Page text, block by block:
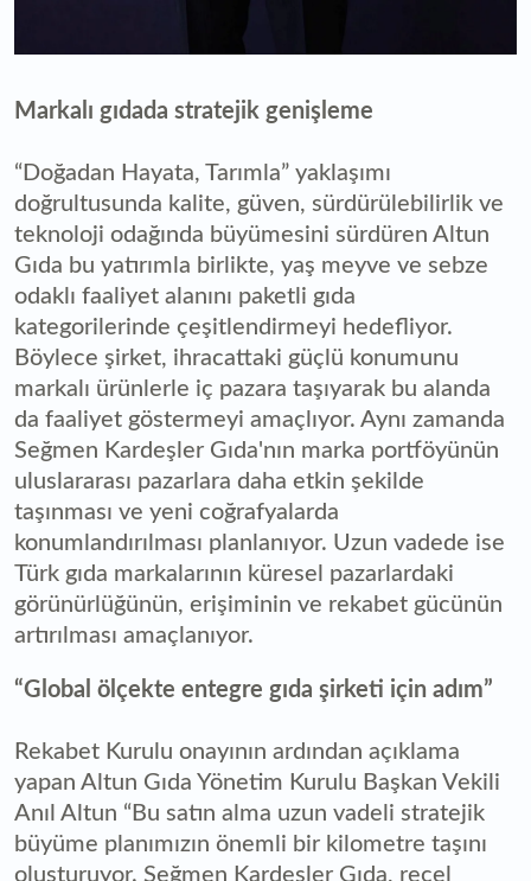
Markalı gıdada stratejik genişleme
“Doğadan Hayata, Tarımla” yaklaşımı
doğrultusunda kalite, güven, sürdürülebilirlik ve
teknoloji odağında büyümesini sürdüren Altun
Gıda bu yatırımla birlikte, yaş meyve ve sebze
odaklı faaliyet alanını paketli gıda
kategorilerinde çeşitlendirmeyi hedefliyor.
Böylece şirket, ihracattaki güçlü konumunu
markalı ürünlerle iç pazara taşıyarak bu alanda
da faaliyet göstermeyi amaçlıyor. Aynı zamanda
Seğmen Kardeşler Gıda'nın marka portföyünün
uluslararası pazarlara daha etkin şekilde
taşınması ve yeni coğrafyalarda
konumlandırılması planlanıyor. Uzun vadede ise
Türk gıda markalarının küresel pazarlardaki
görünürlüğünün, erişiminin ve rekabet gücünün
artırılması amaçlanıyor.
“Global ölçekte entegre gıda şirketi için adım”
Rekabet Kurulu onayının ardından açıklama
yapan Altun Gıda Yönetim Kurulu Başkan Vekili
Anıl Altun “Bu satın alma uzun vadeli stratejik
büyüme planımızın önemli bir kilometre taşını
oluşturuyor. Seğmen Kardeşler Gıda, reçel